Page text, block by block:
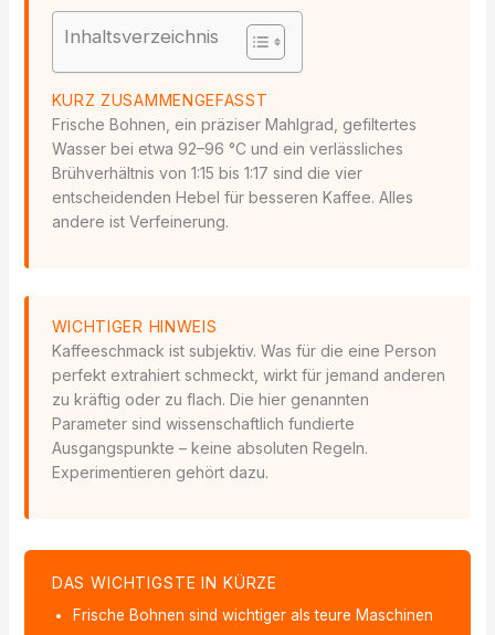
Inhaltsverzeichnis
KURZ ZUSAMMENGEFASST
Frische Bohnen, ein präziser Mahlgrad, gefiltertes
Wasser bei etwa 92–96 °C und ein verlässliches
Brühverhältnis von 1:15 bis 1:17 sind die vier
entscheidenden Hebel für besseren Kaffee. Alles
andere ist Verfeinerung.
WICHTIGER HINWEIS
Kaffeeschmack ist subjektiv. Was für die eine Person
perfekt extrahiert schmeckt, wirkt für jemand anderen
zu kräftig oder zu flach. Die hier genannten
Parameter sind wissenschaftlich fundierte
Ausgangspunkte – keine absoluten Regeln.
Experimentieren gehört dazu.
DAS WICHTIGSTE IN KÜRZE
Frische Bohnen sind wichtiger als teure Maschinen